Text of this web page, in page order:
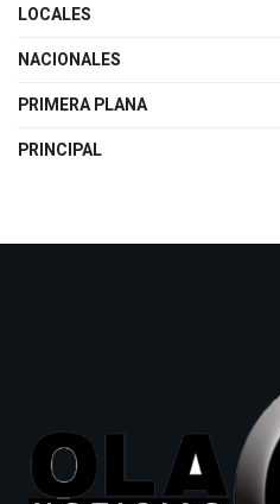
LOCALES
NACIONALES
PRIMERA PLANA
PRINCIPAL